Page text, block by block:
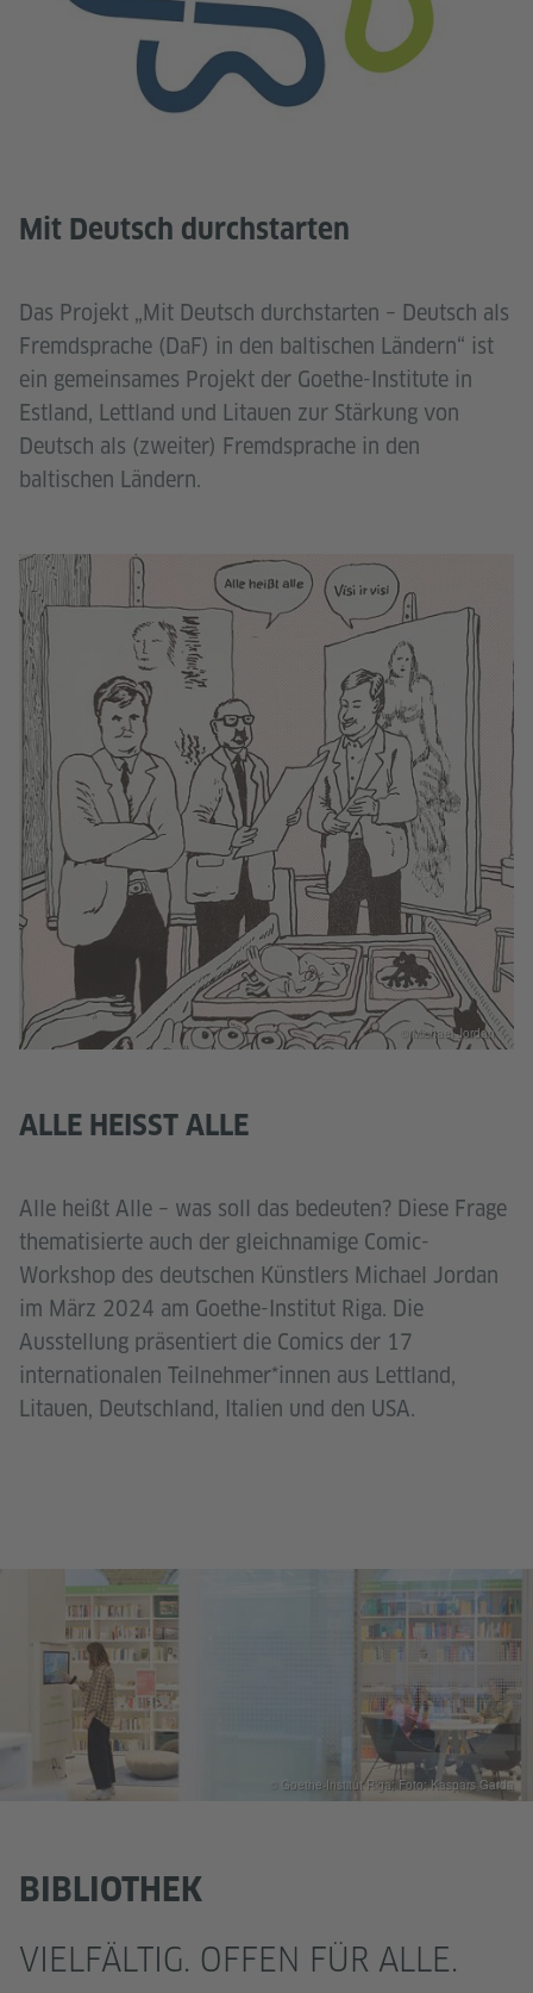
Mit Deutsch durchstarten
Das Projekt „Mit Deutsch durchstarten – Deutsch als
Fremdsprache (DaF) in den baltischen Ländern“ ist
ein gemeinsames Projekt der Goethe-Institute in
Estland, Lettland und Litauen zur Stärkung von
Deutsch als (zweiter) Fremdsprache in den
baltischen Ländern.
ALLE HEISST ALLE
Alle heißt Alle – was soll das bedeuten? Diese Frage
thematisierte auch der gleichnamige Comic-
Workshop des deutschen Künstlers Michael Jordan
im März 2024 am Goethe-Institut Riga. Die
Ausstellung präsentiert die Comics der 17
internationalen Teilnehmer*innen aus Lettland,
Litauen, Deutschland, Italien und den USA.
© Michael Jordan
BIBLIOTHEK
VIELFÄLTIG. OFFEN FÜR ALLE.
© Goethe-Institut Riga; Foto: Kaspars Garda